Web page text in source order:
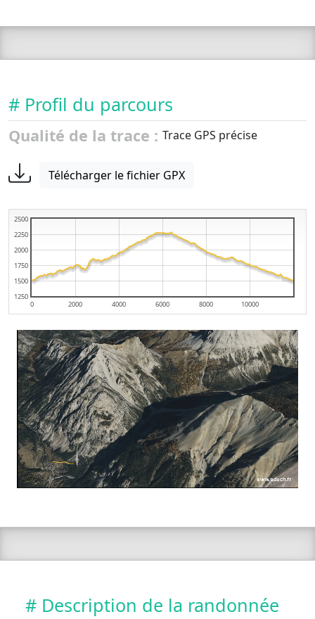
# Profil du parcours
Qualité de la trace : Trace GPS précise
Télécharger le fichier GPX
0 2000 4000 6000 8000 10000
1250
1500
1750
2000
2250
2500
# Description de la randonnée